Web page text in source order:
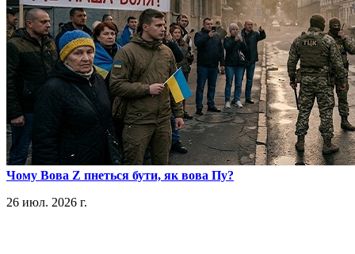
​Чому Вова Z пнеться бути, як вова Пу?
26 июл. 2026 г.